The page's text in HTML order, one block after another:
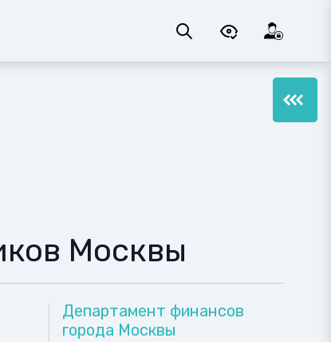
Москвы
Департамент финансов
города Москвы